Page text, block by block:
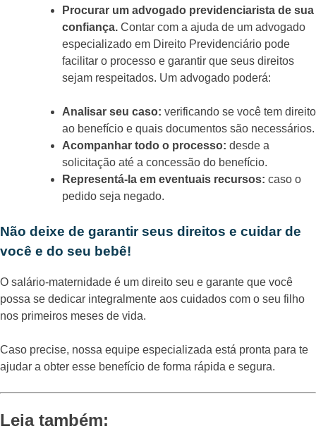
Procurar um advogado previdenciarista de sua
confiança. Contar com a ajuda de um advogado
especializado em Direito Previdenciário pode
facilitar o processo e garantir que seus direitos
sejam respeitados. Um advogado poderá:
Analisar seu caso: verificando se você tem direito
ao benefício e quais documentos são necessários.
Acompanhar todo o processo: desde a
solicitação até a concessão do benefício.
Representá-la em eventuais recursos: caso o
pedido seja negado.
Não deixe de garantir seus direitos e cuidar de
você e do seu bebê!
O salário-maternidade é um direito seu e garante que você
possa se dedicar integralmente aos cuidados com o seu filho
nos primeiros meses de vida.
Caso precise, nossa equipe especializada está pronta para te
ajudar a obter esse benefício de forma rápida e segura.
Leia também: